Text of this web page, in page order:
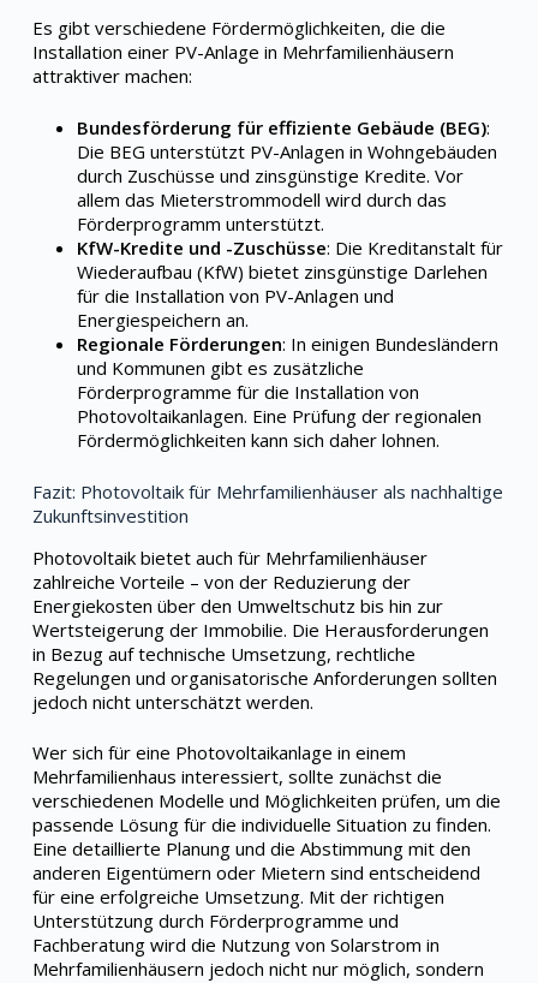
Es gibt verschiedene Fördermöglichkeiten, die die
Installation einer PV-Anlage in Mehrfamilienhäusern
attraktiver machen:
Bundesförderung für effiziente Gebäude (BEG):
Die BEG unterstützt PV-Anlagen in Wohngebäuden
durch Zuschüsse und zinsgünstige Kredite. Vor
allem das Mieterstrommodell wird durch das
Förderprogramm unterstützt.
KfW-Kredite und -Zuschüsse: Die Kreditanstalt für
Wiederaufbau (KfW) bietet zinsgünstige Darlehen
für die Installation von PV-Anlagen und
Energiespeichern an.
Regionale Förderungen: In einigen Bundesländern
und Kommunen gibt es zusätzliche
Förderprogramme für die Installation von
Photovoltaikanlagen. Eine Prüfung der regionalen
Fördermöglichkeiten kann sich daher lohnen.
Fazit: Photovoltaik für Mehrfamilienhäuser als nachhaltige
Zukunftsinvestition
Photovoltaik bietet auch für Mehrfamilienhäuser
zahlreiche Vorteile – von der Reduzierung der
Energiekosten über den Umweltschutz bis hin zur
Wertsteigerung der Immobilie. Die Herausforderungen
in Bezug auf technische Umsetzung, rechtliche
Regelungen und organisatorische Anforderungen sollten
jedoch nicht unterschätzt werden.
Wer sich für eine Photovoltaikanlage in einem
Mehrfamilienhaus interessiert, sollte zunächst die
verschiedenen Modelle und Möglichkeiten prüfen, um die
passende Lösung für die individuelle Situation zu finden.
Eine detaillierte Planung und die Abstimmung mit den
anderen Eigentümern oder Mietern sind entscheidend
für eine erfolgreiche Umsetzung. Mit der richtigen
Unterstützung durch Förderprogramme und
Fachberatung wird die Nutzung von Solarstrom in
Mehrfamilienhäusern jedoch nicht nur möglich, sondern